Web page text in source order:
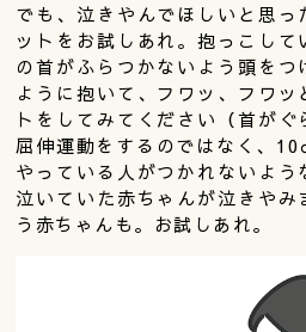
でも、泣きやんでほしいと思っ
ットをお試しあれ。抱っこし
の首がふらつかないよう頭をつ
ように抱いて、フワッ、フワッ
トをしてみてください（首がぐ
屈伸運動をするのではなく、10
やっている人がつかれないよう
泣いていた赤ちゃんが泣きやみ
う赤ちゃんも。お試しあれ。